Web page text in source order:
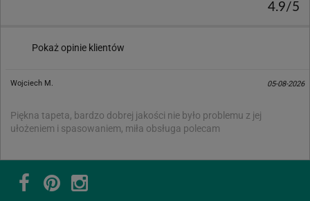
4.9/5
Pokaż opinie klientów
Wojciech M. 05-08-2026
Piękna tapeta, bardzo dobrej jakości nie było problemu z jej
ułożeniem i spasowaniem, miła obsługa polecam